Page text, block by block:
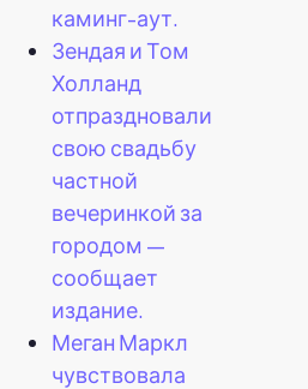
каминг-аут.
Зендая и Том
Холланд
отпраздновали
свою свадьбу
частной
вечеринкой за
городом —
сообщает
издание.
Меган Маркл
чувствовала